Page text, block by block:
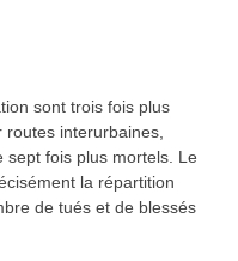
sont trois fois plus
interurbaines,
fois plus mortels. Le
la répartition
de tués et de blessés